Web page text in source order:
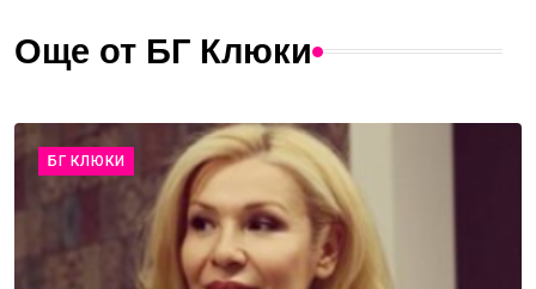
Още от БГ Клюки
БГ КЛЮКИ